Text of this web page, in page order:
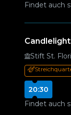
Findet auch
Stift St.
20:30
Findet auch